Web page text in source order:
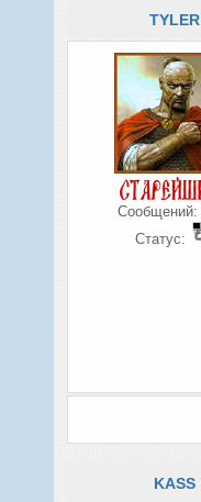
TYLER
Сообщений:
Статус:
KASS